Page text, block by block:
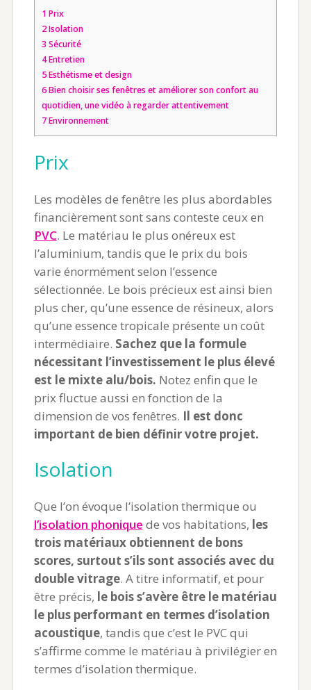
1 Prix
2Isolation
3Sécurité
4Entretien
5Esthétisme et design
6Bien choisir ses fenêtres et améliorer son confort au
quotidien, une vidéo à regarder attentivement
7Environnement
Prix
Les modèles de fenêtre les plus abordables
financièrement sont sans conteste ceux en
PVC. Le matériau le plus onéreux est
l’aluminium, tandis que le prix du bois
varie énormément selon l’essence
sélectionnée. Le bois précieux est ainsi bien
plus cher, qu’une essence de résineux, alors
qu’une essence tropicale présente un coût
intermédiaire. Sachez que la formule
nécessitant l’investissement le plus élevé
est le mixte alu/bois. Notez enfin que le
prix fluctue aussi en fonction de la
dimension de vos fenêtres. Il est donc
important de bien définir votre projet.
Isolation
Que l’on évoque l’isolation thermique ou
l’isolation phonique de vos habitations, les
trois matériaux obtiennent de bons
scores, surtout s’ils sont associés avec du
double vitrage. A titre informatif, et pour
être précis, le bois s’avère être le matériau
le plus performant en termes d’isolation
acoustique, tandis que c’est le PVC qui
s’affirme comme le matériau à privilégier en
termes d’isolation thermique.